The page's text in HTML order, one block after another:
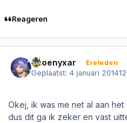
Reageren
Phoenyxar Ereleden
Geplaatst:4 januari 2014
Okej, ik was me net al aan
dus dit ga ik zeker en vast